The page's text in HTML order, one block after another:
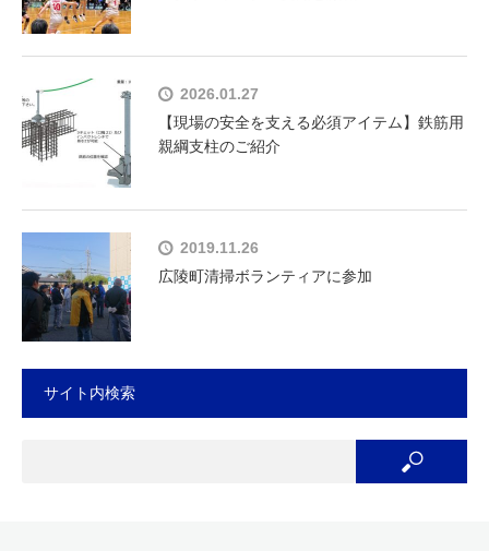
2026.01.27
【現場の安全を支える必須アイテム】鉄筋用
親綱支柱のご紹介
2019.11.26
広陵町清掃ボランティアに参加
サイト内検索